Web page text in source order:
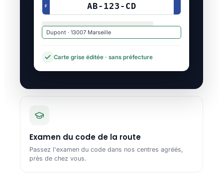
F AB-123-CD
Dupont · 13007 Marseille
Carte grise éditée · sans préfecture
Examen du code de la route
Passez l'examen du code dans nos centres agréés,
près de chez vous.